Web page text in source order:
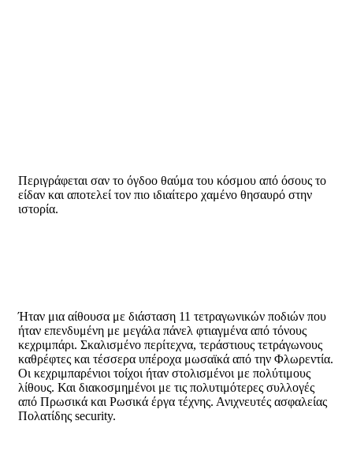
Περιγράφεται σαν το όγδοο θαύμα του κόσμου από όσους το
είδαν και αποτελεί τον πιο ιδιαίτερο χαμένο θησαυρό στην
ιστορία.
Ήταν μια αίθουσα με διάσταση 11 τετραγωνικών ποδιών που
ήταν επενδυμένη με μεγάλα πάνελ φτιαγμένα από τόνους
κεχριμπάρι. Σκαλισμένο περίτεχνα, τεράστιους τετράγωνους
καθρέφτες και τέσσερα υπέροχα μωσαϊκά από την Φλωρεντία.
Οι κεχριμπαρένιοι τοίχοι ήταν στολισμένοι με πολύτιμους
λίθους. Και διακοσμημένοι με τις πολυτιμότερες συλλογές
από Πρωσικά και Ρωσικά έργα τέχνης. Ανιχνευτές ασφαλείας
Πολατίδης security.